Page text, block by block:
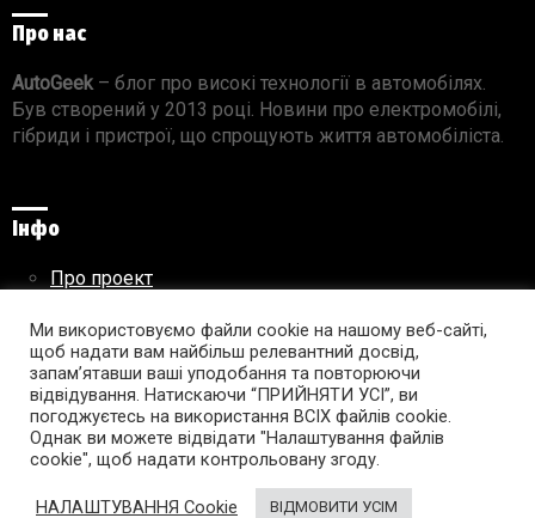
Про нас
AutoGeek– блог про високі технології в автомобілях.
Був створений у 2013 році. Новини про електромобілі,
гібриди і пристрої, що спрощують життя автомобіліста.
Інфо
Про проект
Правила використання матеріалів
Підпишись на AutoGeek!
facebooktwitter instagramyoutube tumblr linkedin
Ми використовуємо файли cookie на нашому веб-сайті,
щоб надати вам найбільш релевантний досвід,
запам’ятавши ваші уподобання та повторюючи
відвідування. Натискаючи “ПРИЙНЯТИ УСІ”, ви
погоджуєтесь на використання ВСІХ файлів cookie.
Однак ви можете відвідати "Налаштування файлів
cookie", щоб надати контрольовану згоду.
НАЛАШТУВАННЯ Cookie ВІДМОВИТИ УСІМ